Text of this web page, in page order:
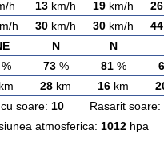
h 13 km/h 19 km/h 26
h 30 km/h 30 km/h 44
N N
73% 81%
km 28 km 16 km
soare: 10 Rasarit soare:
atmosferica: 1012 hpa